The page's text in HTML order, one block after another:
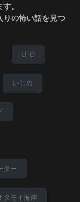
。
りの怖い話を見つ
UFO
いじめ
ター
タモイ海岸